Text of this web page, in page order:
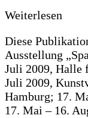
Weiterlesen
Diese
Ausstellung
Juli 2009, Halle
Juli 2009,
Hamburg; 17.
17. Mai – 16.